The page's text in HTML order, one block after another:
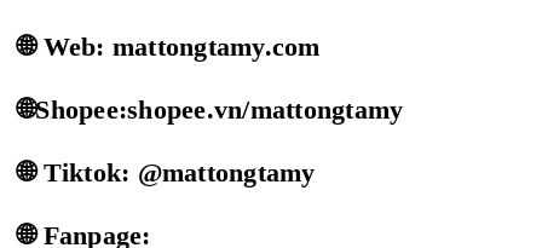
🌐 Web: mattongtamy.com
🌐Shopee:shopee.vn/mattongtamy
🌐 Tiktok: @mattongtamy
🌐 Fanpage: